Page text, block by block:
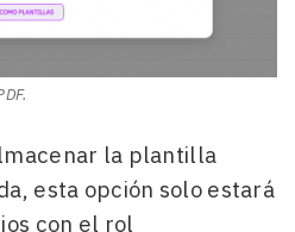
la plantilla
esta opción solo estará
con el rol